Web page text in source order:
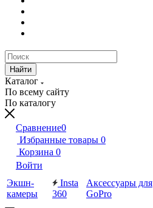
Найти
Каталог
По всему сайту
По каталогу
Сравнение0
Избранные товары 0
Корзина 0
Войти
Экшн-
камеры
Insta
360
Аксессуары для
GoPro